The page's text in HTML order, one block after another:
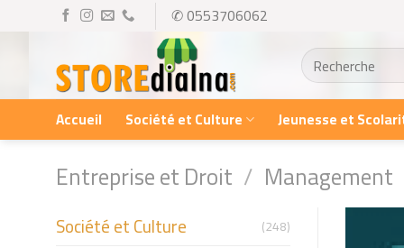
content
✆ 0553706062
Recherche
pour :
Accueil Société et Culture Jeunesse et
Entreprise et Droit / Management
Société et Culture (248)